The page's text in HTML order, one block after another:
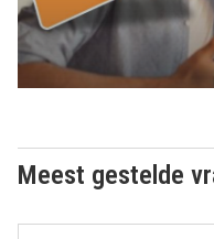
Meest gestelde